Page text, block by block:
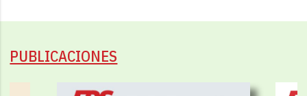
PUBLICACIONES